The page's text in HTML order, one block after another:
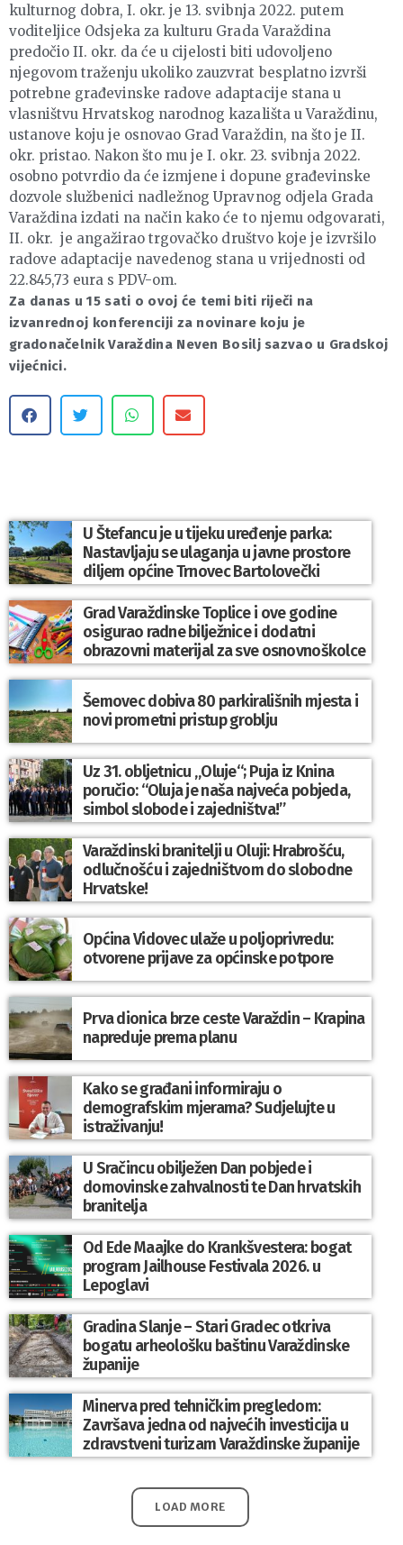
kulturnog dobra, I. okr. je 13. svibnja 2022. putem
voditeljice Odsjeka za kulturu Grada Varaždina
predočio II. okr. da će u cijelosti biti udovoljeno
njegovom traženju ukoliko zauzvrat besplatno izvrši
potrebne građevinske radove adaptacije stana u
vlasništvu Hrvatskog narodnog kazališta u Varaždinu,
ustanove koju je osnovao Grad Varaždin, na što je II.
okr. pristao. Nakon što mu je I. okr. 23. svibnja 2022.
osobno potvrdio da će izmjene i dopune građevinske
dozvole službenici nadležnog Upravnog odjela Grada
Varaždina izdati na način kako će to njemu odgovarati,
II. okr. je angažirao trgovačko društvo koje je izvršilo
radove adaptacije navedenog stana u vrijednosti od
22.845,73 eura s PDV-om.
Za danas u 15 sati o ovoj će temi biti riječi na
izvanrednoj konferenciji za novinare koju je
gradonačelnik Varaždina Neven Bosilj sazvao u Gradskoj
vijećnici.
U Štefancu je u tijeku uređenje parka:
Nastavljaju se ulaganja u javne prostore
diljem općine Trnovec Bartolovečki
Grad Varaždinske Toplice i ove godine
osigurao radne bilježnice i dodatni
obrazovni materijal za sve osnovnoškolce
Šemovec dobiva 80 parkirališnih mjesta i
novi prometni pristup groblju
Uz 31. obljetnicu „Oluje“; Puja iz Knina
poručio: “Oluja je naša najveća pobjeda,
simbol slobode i zajedništva!”
Varaždinski branitelji u Oluji: Hrabrošću,
odlučnošću i zajedništvom do slobodne
Hrvatske!
Općina Vidovec ulaže u poljoprivredu:
otvorene prijave za općinske potpore
Prva dionica brze ceste Varaždin – Krapina
napreduje prema planu
Kako se građani informiraju o
demografskim mjerama? Sudjelujte u
istraživanju!
U Sračincu obilježen Dan pobjede i
domovinske zahvalnosti te Dan hrvatskih
branitelja
Od Ede Maajke do Krankšvestera: bogat
program Jailhouse Festivala 2026. u
Lepoglavi
Gradina Slanje – Stari Gradec otkriva
bogatu arheološku baštinu Varaždinske
županije
Minerva pred tehničkim pregledom:
Završava jedna od najvećih investicija u
zdravstveni turizam Varaždinske županije
LOAD MORE